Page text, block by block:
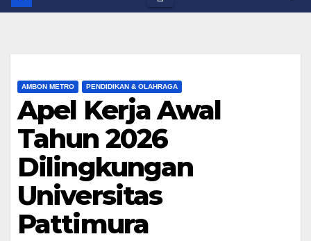
AMBON METRO PENDIDIKAN & OLAHRAGA
Apel Kerja Awal
Tahun 2026
Dilingkungan
Universitas
Pattimura